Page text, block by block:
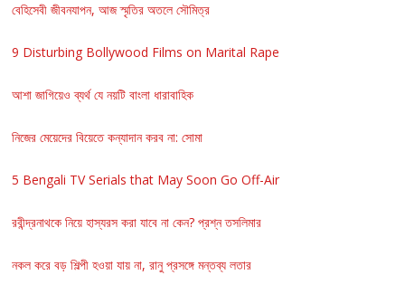
বেহিসেবী জীবনযাপন, আজ স্মৃতির অতলে সৌমিত্র
9 Disturbing Bollywood Films on Marital Rape
আশা জাগিয়েও ব্যর্থ যে নয়টি বাংলা ধারাবাহিক
নিজের মেয়েদের বিয়েতে কন্যাদান করব না: সোমা
5 Bengali TV Serials that May Soon Go Off-Air
রবীন্দ্রনাথকে নিয়ে হাস্যরস করা যাবে না কেন? প্রশ্ন তসলিমার
নকল করে বড় শিল্পী হওয়া যায় না, রানু প্রসঙ্গে মন্তব্য লতার